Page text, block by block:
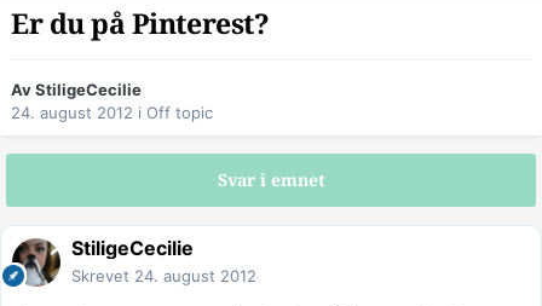
Er du på Pinterest?
AvStiligeCecilie
24. august 2012 i Off topic
Svar i emnet
StiligeCecilie
Skrevet 24. august 2012